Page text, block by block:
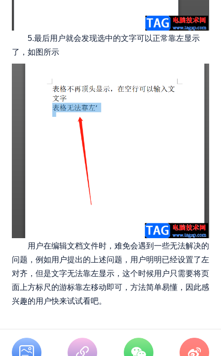
5.最后用户就会发现选中的文字可以正常靠左显示
了，如图所示
用户在编辑文档文件时，难免会遇到一些无法解决的
问题，例如用户提出的上述问题，用户明明已经设置了左
对齐，但是文字无法靠左显示，这个时候用户只需要将页
面上方标尺的游标靠左移动即可，方法简单易懂，因此感
兴趣的用户快来试试看吧。